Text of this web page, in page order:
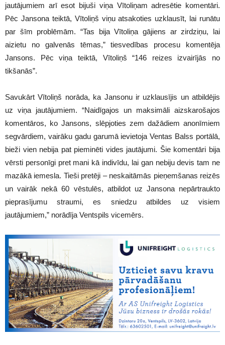
jautājumiem arī esot bijuši viņa Vītoliņam adresētie komentāri.
Pēc Jansona teiktā, Vītoliņš viņu atsakoties uzklausīt, lai runātu
par šīm problēmām. “Tas bija Vītoliņa gājiens ar zirdziņu, lai
aizietu no galvenās tēmas,” tiesvedības procesu komentēja
Jansons. Pēc viņa teiktā, Vītoliņš “146 reizes izvairījās no
tikšanās”.
Savukārt Vītoliņš norāda, ka Jansonu ir uzklausījis un atbildējis
uz viņa jautājumiem. “Naidīgajos un maksimāli aizskarošajos
komentāros, ko Jansons, slēpjoties zem dažādiem anonīmiem
segvārdiem, vairāku gadu garumā ievietoja Ventas Balss portālā,
bieži vien nebija pat pieminēti vides jautājumi. Šie komentāri bija
vērsti personīgi pret mani kā indivīdu, lai gan nebiju devis tam ne
mazākā iemesla. Tieši pretēji – neskaitāmās pieņemšanas reizēs
un vairāk nekā 60 vēstulēs, atbildot uz Jansona nepārtraukto
pieprasījumu straumi, es sniedzu atbildes uz visiem
jautājumiem,” norādīja Ventspils vicemērs.